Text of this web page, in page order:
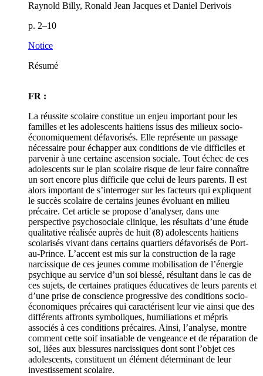
Raynold Billy, Ronald Jean Jacques et Daniel Derivois
p. 2–10
Notice
Résumé
FR :
La réussite scolaire constitue un enjeu important pour les
familles et les adolescents haïtiens issus des milieux socio-
économiquement défavorisés. Elle représente un passage
nécessaire pour échapper aux conditions de vie difficiles et
parvenir à une certaine ascension sociale. Tout échec de ces
adolescents sur le plan scolaire risque de leur faire connaître
un sort encore plus difficile que celui de leurs parents. Il est
alors important de s’interroger sur les facteurs qui expliquent
le succès scolaire de certains jeunes évoluant en milieu
précaire. Cet article se propose d’analyser, dans une
perspective psychosociale clinique, les résultats d’une étude
qualitative réalisée auprès de huit (8) adolescents haïtiens
scolarisés vivant dans certains quartiers défavorisés de Port-
au-Prince. L’accent est mis sur la construction de la rage
narcissique de ces jeunes comme mobilisation de l’énergie
psychique au service d’un soi blessé, résultant dans le cas de
ces sujets, de certaines pratiques éducatives de leurs parents et
d’une prise de conscience progressive des conditions socio-
économiques précaires qui caractérisent leur vie ainsi que des
différents affronts symboliques, humiliations et mépris
associés à ces conditions précaires. Ainsi, l’analyse, montre
comment cette soif insatiable de vengeance et de réparation de
soi, liées aux blessures narcissiques dont sont l’objet ces
adolescents, constituent un élément déterminant de leur
investissement scolaire.